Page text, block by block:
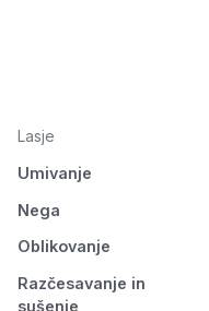
Lasje
Umivanje
Nega
Oblikovanje
Razčesavanje in
sušenje